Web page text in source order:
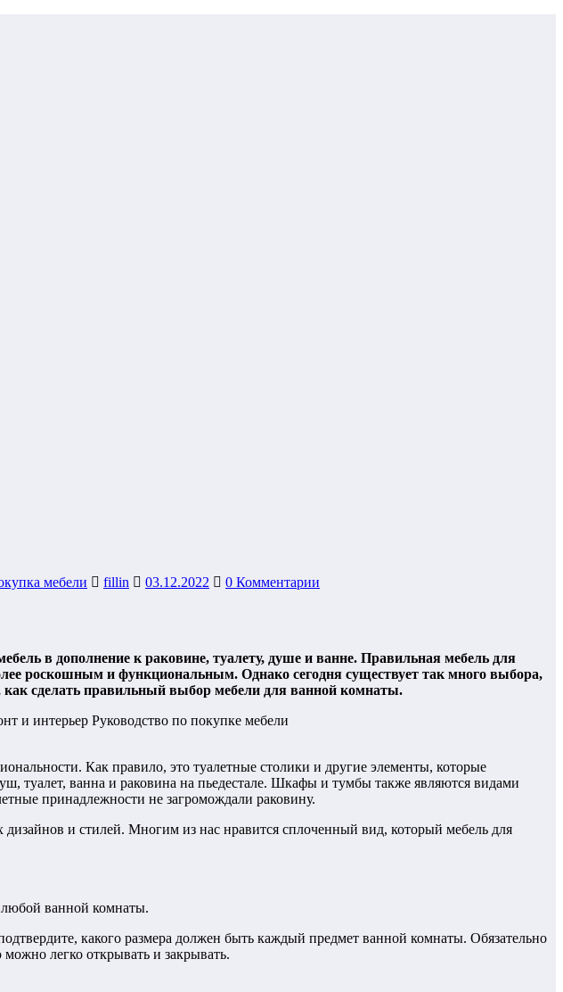
мебели fillin 03.12.2022 0 Комментарии
в дополнение к раковине, туалету, душе и ванне. Правильная мебель для
роскошным и функциональным. Однако сегодня существует так много выбора,
сделать правильный выбор мебели для ванной комнаты.
Как правило, это туалетные столики и другие элементы, которые
туалет, ванна и раковина на пьедестале. Шкафы и тумбы также являются видами
принадлежности не загромождали раковину.
дизайнов и стилей. Многим из нас нравится сплоченный вид, который мебель для
любой ванной комнаты.
какого размера должен быть каждый предмет ванной комнаты. Обязательно
можно легко открывать и закрывать.